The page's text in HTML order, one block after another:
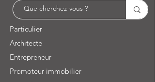
Particulier
Architecte
Entrepreneur
Promoteur immobilier